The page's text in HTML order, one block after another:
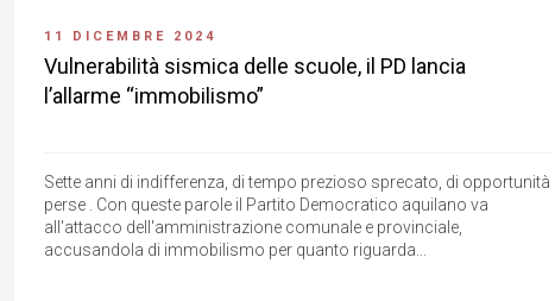
11 DICEMBRE 2024
Vulnerabilità sismica delle scuole, il PD lancia
l’allarme “immobilismo”
Sette anni di indifferenza, di tempo prezioso sprecato, di opportunità
perse . Con queste parole il Partito Democratico aquilano va
all'attacco dell'amministrazione comunale e provinciale,
accusandola di immobilismo per quanto riguarda...